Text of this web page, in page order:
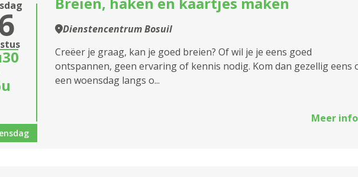
Dienstencentrum Bosuil
Creëer je graag, kan je goed breien? Of wil je je eens goed
ontspannen, geen ervaring of kennis nodig. Kom dan gezellig eens
een woensdag langs o...
Meer info